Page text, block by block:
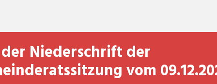
Niederschrift der
vom